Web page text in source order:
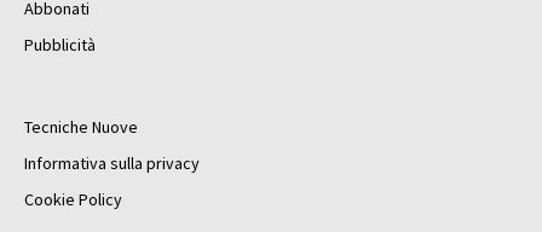
Abbonati
Pubblicità
Tecniche Nuove
Informativa sulla privacy
Cookie Policy